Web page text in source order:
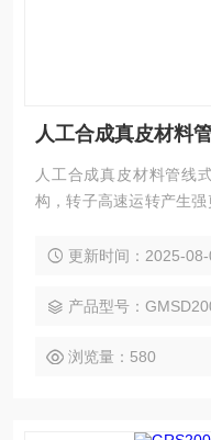
人工合成真皮材料
人工合成真皮材料管线
构，转子高速运转产生强
工业化生产。
更新时间：2025-08-
产品型号：
浏览量：580